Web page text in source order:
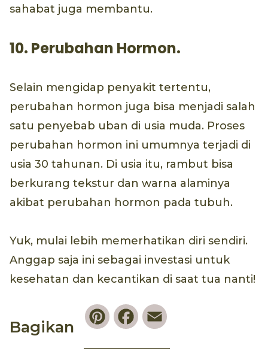
sahabat juga membantu.
10. Perubahan Hormon.
Selain mengidap penyakit tertentu,
perubahan hormon juga bisa menjadi salah
satu penyebab uban di usia muda. Proses
perubahan hormon ini umumnya terjadi di
usia 30 tahunan. Di usia itu, rambut bisa
berkurang tekstur dan warna alaminya
akibat perubahan hormon pada tubuh.
Yuk, mulai lebih memerhatikan diri sendiri.
Anggap saja ini sebagai investasi untuk
kesehatan dan kecantikan di saat tua nanti!
Bagikan
PinterestFacebook